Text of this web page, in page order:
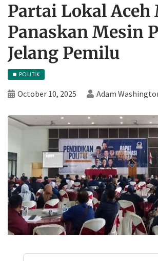
Partai Lokal Aceh
Panaskan Mesin
Jelang Pemilu
POLITIK
October 10, 2025 Adam